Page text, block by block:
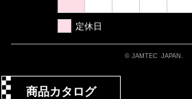
商品カタログ
定休日
© JAMTEC JAPAN.